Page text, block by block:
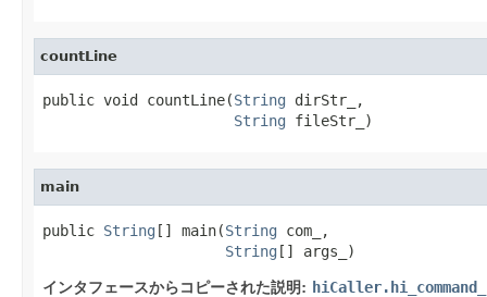
countLine
public void countLine(String dirStr_,
String fileStr_)
main
public String [] main(String com_,
String [] args_)
インタフェースからコピーされた説明: